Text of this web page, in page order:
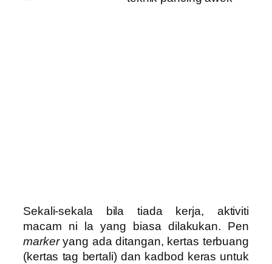
Sekali-sekala bila tiada kerja, aktiviti
macam ni la yang biasa dilakukan. Pen
markeryang ada ditangan, kertas terbuang
(kertas tag bertali) dan kadbod keras untuk